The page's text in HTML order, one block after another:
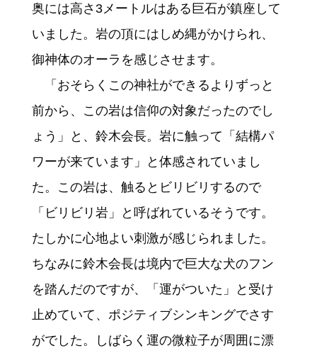
奥には高さ3メートルはある巨石が鎮座して
いました。岩の頂にはしめ縄がかけられ、
御神体のオーラを感じさせます。
「おそらくこの神社ができるよりずっと
前から、この岩は信仰の対象だったのでし
ょう」と、鈴木会長。岩に触って「結構パ
ワーが来ています」と体感されていまし
た。この岩は、触るとビリビリするので
「ビリビリ岩」と呼ばれているそうです。
たしかに心地よい刺激が感じられました。
ちなみに鈴木会長は境内で巨大な犬のフン
を踏んだのですが、「運がついた」と受け
止めていて、ポジティブシンキングでさす
がでした。しばらく運の微粒子が周囲に漂